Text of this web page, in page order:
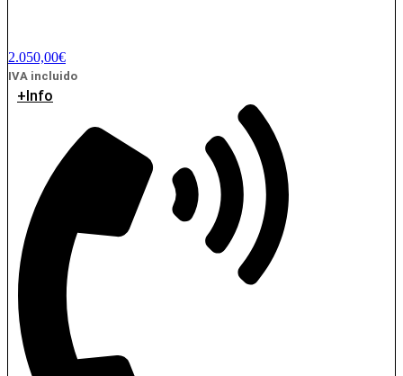
2.050,00€
IVA incluido
+Info